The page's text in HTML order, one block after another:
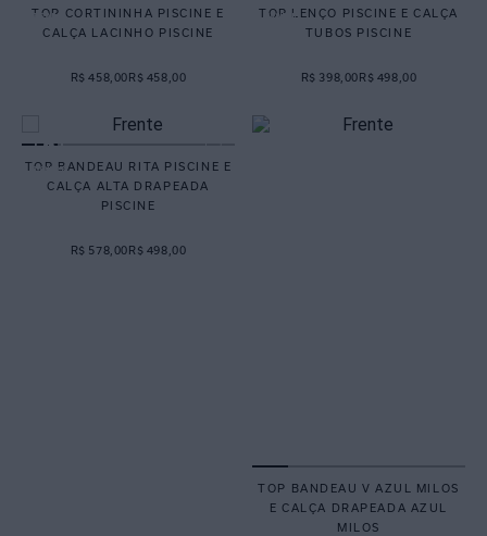
TOP CORTININHA PISCINE E
CALÇA LACINHO PISCINE
R$ 458,00R$ 458,00
TOP LENÇO PISCINE E CALÇA
TUBOS PISCINE
R$ 398,00R$ 498,00
TOP BANDEAU RITA PISCINE E
CALÇA ALTA DRAPEADA
PISCINE
R$ 578,00R$ 498,00
TOP BANDEAU V AZUL MILOS
E CALÇA DRAPEADA AZUL
MILOS